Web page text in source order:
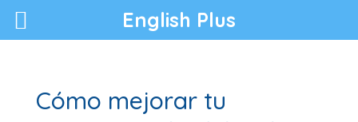
Cómo mejorar tu
English Plus